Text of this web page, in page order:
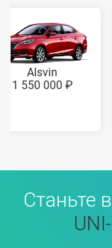
Alsvin
1 550 000 ₽
Станьте